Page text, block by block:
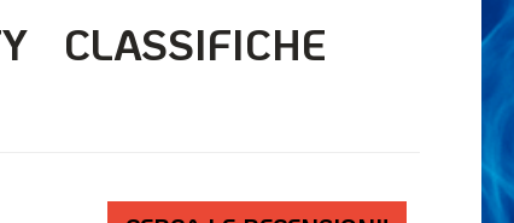
CLASSIFICHE